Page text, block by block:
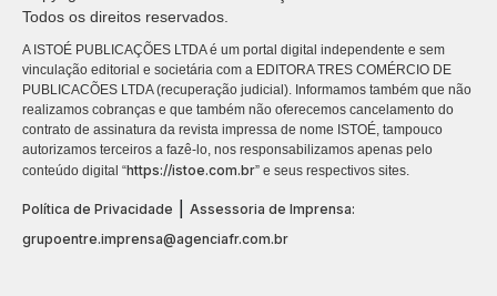
Todos os direitos reservados.
A ISTOÉ PUBLICAÇÕES LTDA é um portal digital independente e sem
vinculação editorial e societária com a EDITORA TRES COMÉRCIO DE
PUBLICACÕES LTDA (recuperação judicial). Informamos também que não
realizamos cobranças e que também não oferecemos cancelamento do
contrato de assinatura da revista impressa de nome ISTOÉ, tampouco
autorizamos terceiros a fazê-lo, nos responsabilizamos apenas pelo
conteúdo digital “https://istoe.com.br” e seus respectivos sites.
Política de Privacidade
Assessoria de Imprensa:
grupoentre.imprensa@agenciafr.com.br